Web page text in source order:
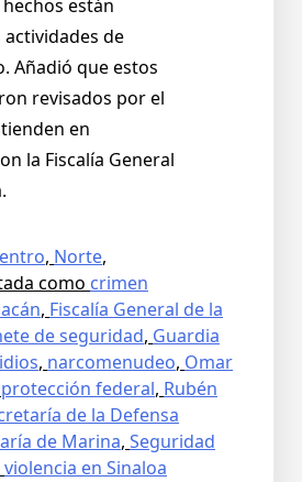
están
de
Añadió que estos
revisados por el
en
la Fiscalía General
, Norte,
como crimen
, Fiscalía General de la
de seguridad, Guardia
, narcomenudeo, Omar
protección federal, Rubén
de la Defensa
de Marina, Seguridad
violencia en Sinaloa